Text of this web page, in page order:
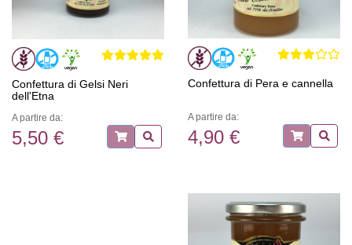
Confettura di Gelsi Neri
dell'Etna
A partire da:
5,50 €
Confettura di Pera e cannella
A partire da:
4,90 €